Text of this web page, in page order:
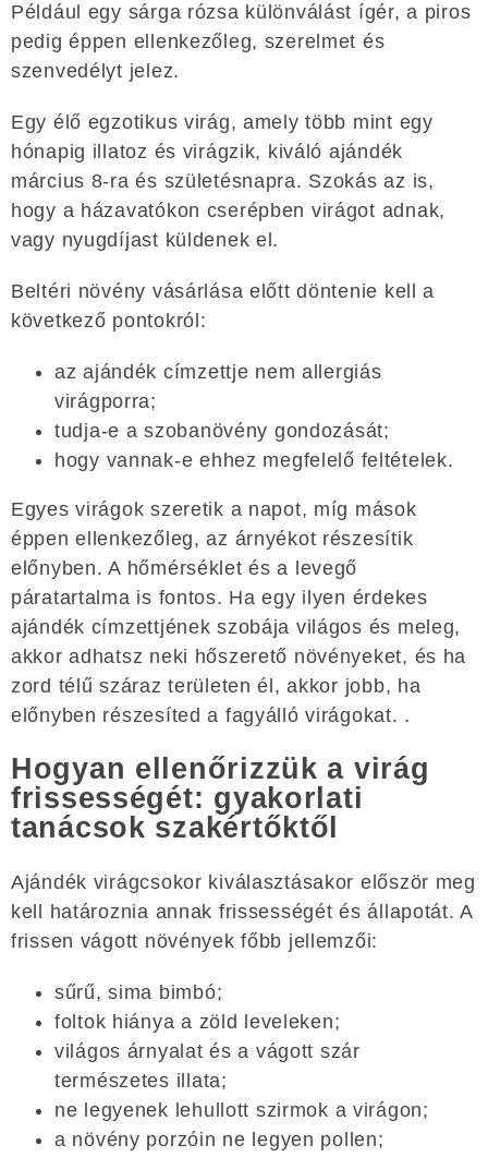
Például egy sárga rózsa különválást ígér, a piros
pedig éppen ellenkezőleg, szerelmet és
szenvedélyt jelez.
Egy élő egzotikus virág, amely több mint egy
hónapig illatoz és virágzik, kiváló ajándék
március 8-ra és születésnapra. Szokás az is,
hogy a házavatókon cserépben virágot adnak,
vagy nyugdíjast küldenek el.
Beltéri növény vásárlása előtt döntenie kell a
következő pontokról:
az ajándék címzettje nem allergiás
virágporra;
tudja-e a szobanövény gondozását;
hogy vannak-e ehhez megfelelő feltételek.
Egyes virágok szeretik a napot, míg mások
éppen ellenkezőleg, az árnyékot részesítik
előnyben. A hőmérséklet és a levegő
páratartalma is fontos. Ha egy ilyen érdekes
ajándék címzettjének szobája világos és meleg,
akkor adhatsz neki hőszerető növényeket, és ha
zord télű száraz területen él, akkor jobb, ha
előnyben részesíted a fagyálló virágokat. .
Hogyan ellenőrizzük a virág
frissességét: gyakorlati
tanácsok szakértőktől
Ajándék virágcsokor kiválasztásakor először meg
kell határoznia annak frissességét és állapotát. A
frissen vágott növények főbb jellemzői:
sűrű, sima bimbó;
foltok hiánya a zöld leveleken;
világos árnyalat és a vágott szár
természetes illata;
ne legyenek lehullott szirmok a virágon;
a növény porzóin ne legyen pollen;